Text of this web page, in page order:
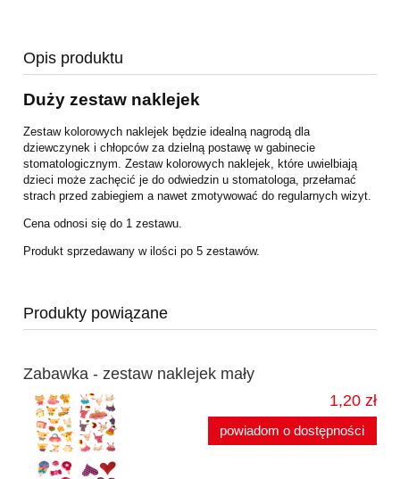
Opis produktu
Duży zestaw naklejek
Zestaw kolorowych naklejek będzie idealną nagrodą dla
dziewczynek i chłopców za dzielną postawę w gabinecie
stomatologicznym. Zestaw kolorowych naklejek, które uwielbiają
dzieci może zachęcić je do odwiedzin u stomatologa, przełamać
strach przed zabiegiem a nawet zmotywować do regularnych wizyt.
Cena odnosi się do 1 zestawu.
Produkt sprzedawany w ilości po 5 zestawów.
Produkty powiązane
Zabawka - zestaw naklejek mały
1,20 zł
powiadom o dostępności